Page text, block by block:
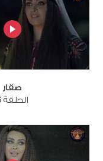
صقار
الحلقة 6